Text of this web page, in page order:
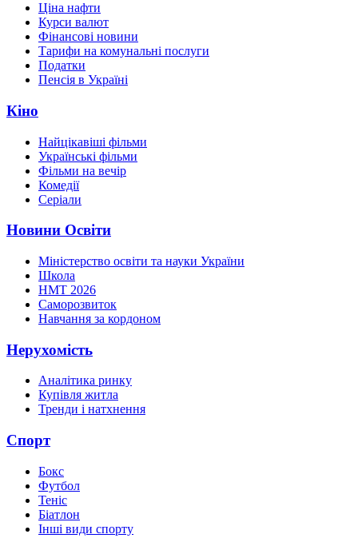
Ціна нафти
Курси валют
Фінансові новини
Тарифи на комунальні послуги
Податки
Пенсія в Україні
Кіно
Найцікавіші фільми
Українські фільми
Фільми на вечір
Комедії
Серіали
Новини Освіти
Міністерство освіти та науки України
Школа
НМТ 2026
Саморозвиток
Навчання за кордоном
Нерухомість
Аналітика ринку
Купівля житла
Тренди і натхнення
Спорт
Бокс
Футбол
Теніс
Біатлон
Інші види спорту